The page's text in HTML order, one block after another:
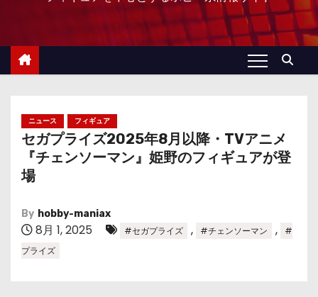
ニュース フィギュア
セガプライズ2025年8月以降・TVアニメ
『チェンソーマン』姫野のフィギュアが登
場
By hobby-maniax
8月 1, 2025 #セガプライズ , #チェンソーマン ,
#
プライズ